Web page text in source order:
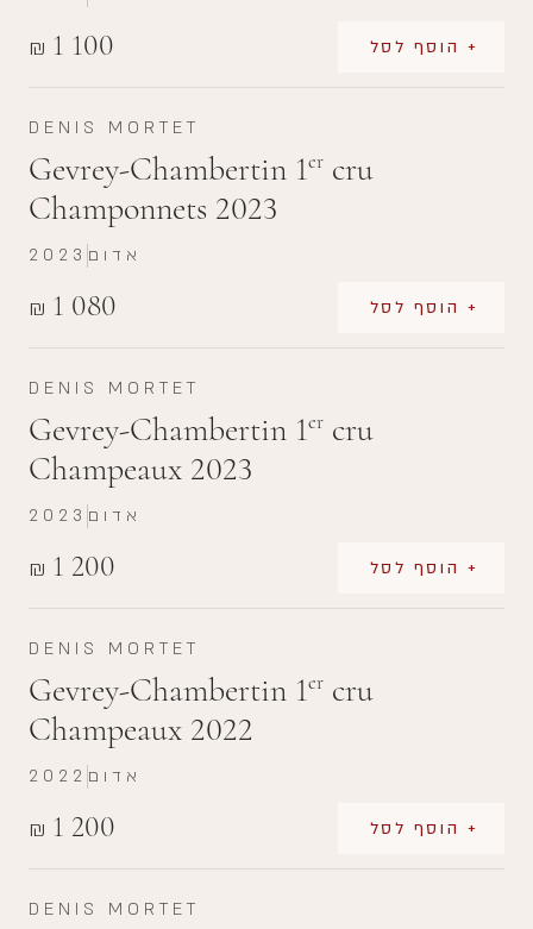
₪ 1 100 + הוסף לסל
DENIS MORTET
Gevrey-Chambertin 1er cru
Champonnets 2023
₪ 1 080 + הוסף לסל
2023 אדום
DENIS MORTET
Gevrey-Chambertin 1er cru
Champeaux 2023
₪ 1 200 + הוסף לסל
2023 אדום
DENIS MORTET
Gevrey-Chambertin 1er cru
Champeaux 2022
₪ 1 200 + הוסף לסל
2022 אדום
DENIS MORTET